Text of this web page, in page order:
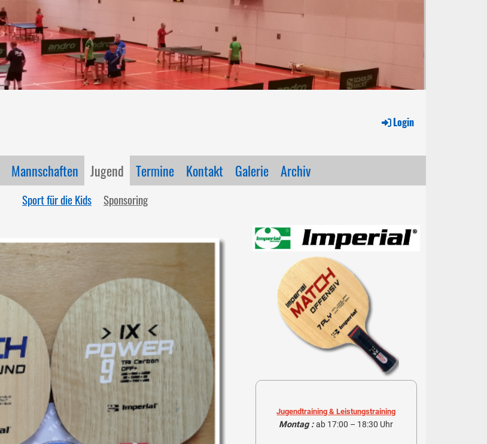
Login
Mannschaften Jugend Termine Kontakt Galerie Archiv
Sport für die Kids Sponsoring
Jugendtraining & Leistungstraining
Montag :ab 17:00 – 18:30 Uhr